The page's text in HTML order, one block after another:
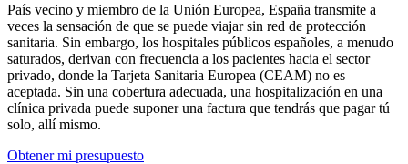
País vecino y miembro de la Unión Europea, España transmite a
veces la sensación de que se puede viajar sin red de protección
sanitaria. Sin embargo, los hospitales públicos españoles, a menudo
saturados, derivan con frecuencia a los pacientes hacia el sector
privado, donde la Tarjeta Sanitaria Europea (CEAM) no es
aceptada. Sin una cobertura adecuada, una hospitalización en una
clínica privada puede suponer una factura que tendrás que pagar tú
solo, allí mismo.
Obtener mi presupuesto